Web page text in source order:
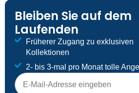
Bleiben Sie auf dem
Laufenden
Früherer Zugang zu exklusiven
Kollektionen
2- bis 3-mal pro Monat tolle
E-mailadres